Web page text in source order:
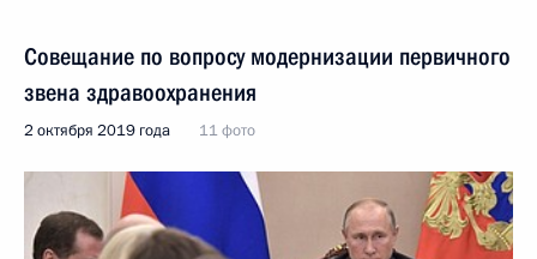
Совещание по вопросу модернизации первичного
звена здравоохранения
2 октября 2019 года 11 фото